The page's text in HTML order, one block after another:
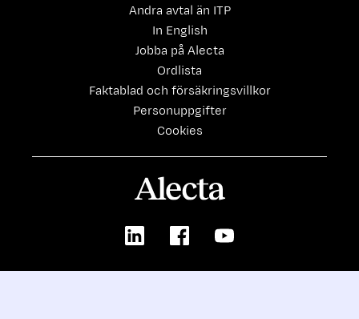
Andra avtal än ITP
In English
Jobba på Alecta
Ordlista
Faktablad och försäkringsvillkor
Personuppgifter
Cookies
LinkedIn FacebookYoutube
Alecta